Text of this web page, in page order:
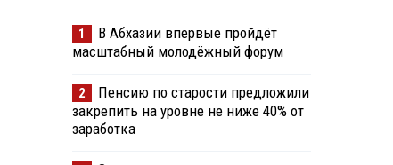
1
В Абхазии впервые пройдёт
масштабный молодёжный форум
2
Пенсию по старости предложили
закрепить на уровне не ниже 40% от
заработка